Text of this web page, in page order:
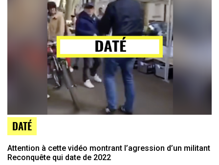
DATÉ
Attention à cette vidéo montrant l’agression d’un militant
Reconquête qui date de 2022